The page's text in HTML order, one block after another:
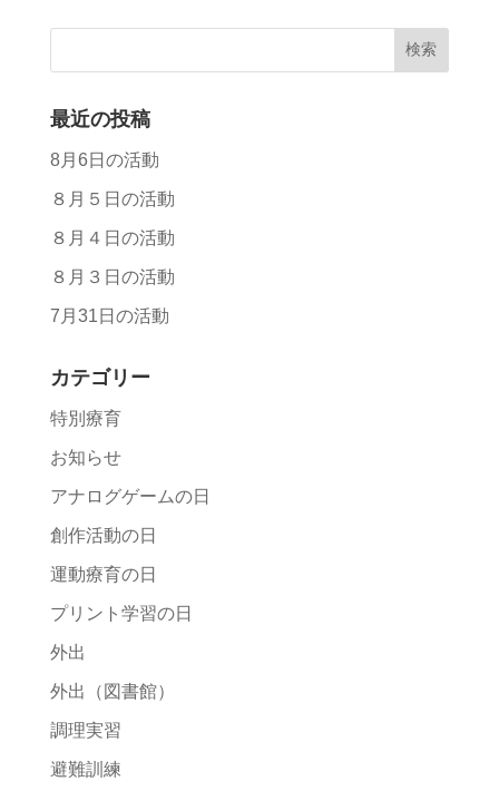
最近の投稿
8月6日の活動
８月５日の活動
８月４日の活動
８月３日の活動
7月31日の活動
カテゴリー
特別療育
お知らせ
アナログゲームの日
創作活動の日
運動療育の日
プリント学習の日
外出
外出（図書館）
調理実習
避難訓練